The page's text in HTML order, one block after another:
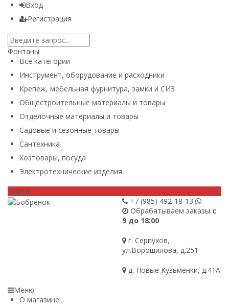
Вход
Регистрация
Фонтаны
Все категории
Инструмент, оборудование и расходники
Крепеж, мебельная фурнитура, замки и СИЗ
Общестроительные материалы и товары
Отделочные материалы и товары
Садовые и сезонные товары
Сантехника
Хозтовары, посуда
Электротехнические изделия
Найти
+7 (985) 492-18-13
Обрабатываем заказы с
9 до 18:00
г. Серпухов,
ул.Ворошилова, д.251
д. Новые Кузьменки, д.41А
Меню
О магазине